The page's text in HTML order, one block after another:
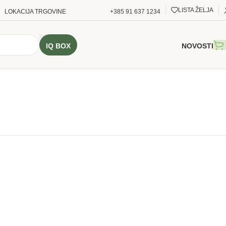
LOKACIJA TRGOVINE +385 91 637 1234 LISTA ŽELJA
IQ BOX NOVOSTI